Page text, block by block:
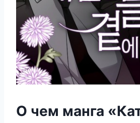
О чем манга